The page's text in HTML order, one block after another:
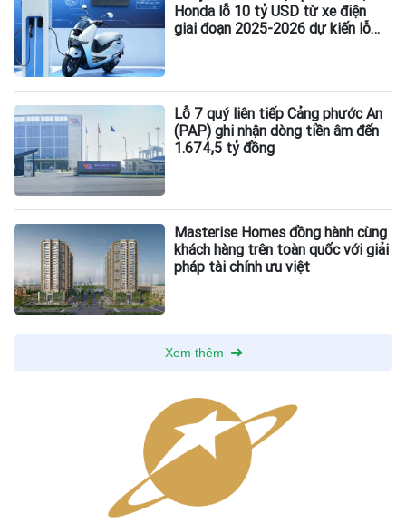
Honda lỗ 10 tỷ USD từ xe điện
giai đoạn 2025-2026 dự kiến lỗ
Lỗ 7 quý liên tiếp Cảng phước An
(PAP) ghi nhận dòng tiền âm đến
1.674,5 tỷ đồng
Masterise Homes đồng hành cùng
khách hàng trên toàn quốc với giải
pháp tài chính ưu việt
Xem thêm